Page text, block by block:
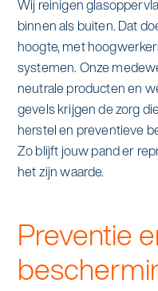
Wij reinigen
binnen als buiten. Dat
hoogte, met
systemen. Onze
neutrale producten en
gevels krijgen de zorg
herstel en preventieve
Zo blijft jouw pand er
het zijn waarde.
Preventie